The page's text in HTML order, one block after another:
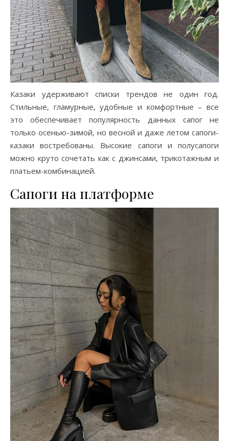
Казаки удерживают списки трендов не один год.
Стильные, гламурные, удобные и комфортные – все
это обеспечивает популярность данных сапог не
только осенью-зимой, но весной и даже летом сапоги-
казаки востребованы. Высокие сапоги и полусапоги
можно круто сочетать как с джинсами, трикотажным и
платьем-комбинацией.
Сапоги на платформе